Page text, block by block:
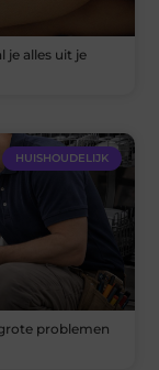
je alles uit je
HUISHOUDELIJK
problemen